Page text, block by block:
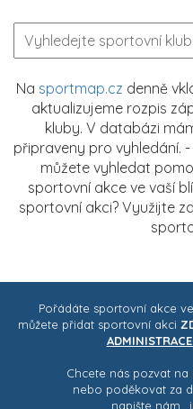
Na sportmap.cz denně
aktualizujeme rozpis
kluby. V databázi
připraveny pro vyhledání.
můžete vyhledat
sportovní akce ve vaší
sportovní akci? Využijte
Pořádáte sportovní akce
můžete přidat sportovní akci
Chcete nás pozvat
nebo poděkovat za
napište nám..